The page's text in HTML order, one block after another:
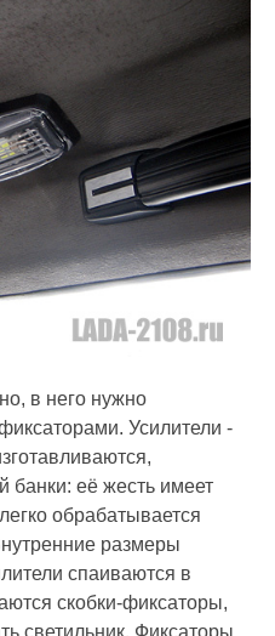
в него нужно
Усилители -
банки: её жесть имеет
обрабатывается
размеры
спаиваются в
скобки-фиксаторы,
светильник. Фиксаторы